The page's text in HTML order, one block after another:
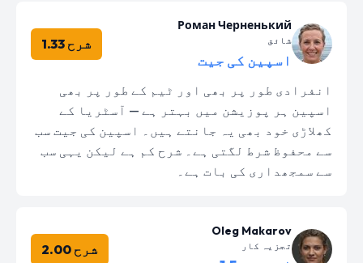
Роман Черненький
شائق
اسپین کی جیت
شرح 1.33
انفرادی طور پر بھی اور ٹیم کے طور پر بھی
اسپین ہر پوزیشن میں بہتر ہے — آسٹریا کے
کھلاڑی خود بھی یہ جانتے ہیں۔ اسپین کی جیت سب
سے محفوظ شرط لگتی ہے۔ شرح کم ہے لیکن یہی سب
سے سمجھداری کی بات ہے۔
Oleg Makarov
تجزیہ کار شرح 2.00